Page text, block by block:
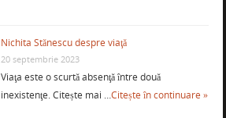
Nichita Stănescu despre viaţă
20 septembrie 2023
Viaţa este o scurtă absenţă între două
inexistenţe. Citește mai …Citește în continuare »